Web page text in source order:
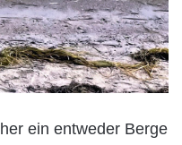
ein entweder Berge